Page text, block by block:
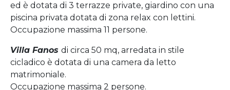
ed è dotata di 3 terrazze private, giardino con una
piscina privata dotata di zona relax con lettini.
Occupazione massima 11 persone.
Villa Fanos di circa 50 mq, arredata in stile
cicladico è dotata di una camera da letto
matrimoniale.
Occupazione massima 2 persone.